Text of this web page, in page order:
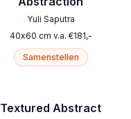
Yuli Saputra
40x60 cm v.a. €181,-
Samenstellen
Textured Abstract